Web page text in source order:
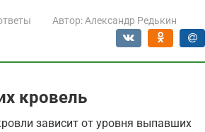
Автор: Александр Редькин
кровель
зависит от уровня выпавших